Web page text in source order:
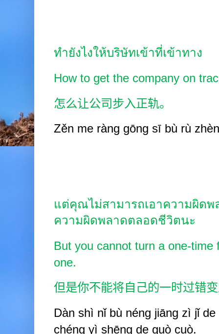
ทำยังไงให้บริษัทเข้าที่เข้าทาง
How to get the company on
怎么让公司步入正轨。
Zěn me ràng gōng sī bù rù
แต่คุณไม่สามารถเอาความผิดพ
ความผิดพลาดตลอดชีวิตนะ
But you cannot turn a one-time
one.
但是你不能将自己的一时过错
Dàn shì nǐ bù néng jiāng zì jǐ de
chéng yì shēng de guò cuò.